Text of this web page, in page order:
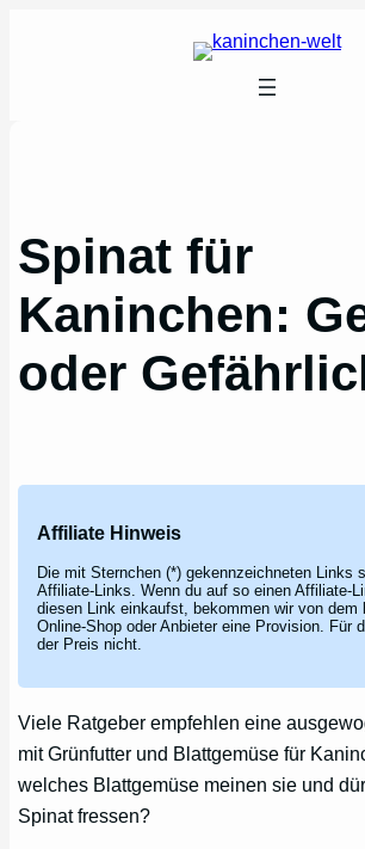
Spinat für
Kaninchen:
oder
Affiliate Hinweis
Die mit Sternchen (*) gekennzeichneten Links
Affiliate-Links. Wenn du auf so einen Affiliate-
diesen Link einkaufst, bekommen wir von dem
Online-Shop oder Anbieter eine Provision. Für
der Preis nicht.
Viele Ratgeber empfehlen eine
mit Grünfutter und Blattgemüse für
welches Blattgemüse meinen sie und
Spinat fressen?